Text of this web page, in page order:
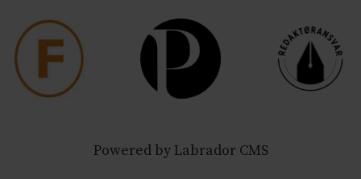
Powered by Labrador CMS